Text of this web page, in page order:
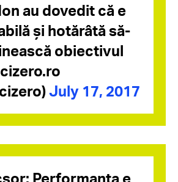
au dovedit că e
și hotărâtă să-
obiectivul
July 17, 2017
Performanța e